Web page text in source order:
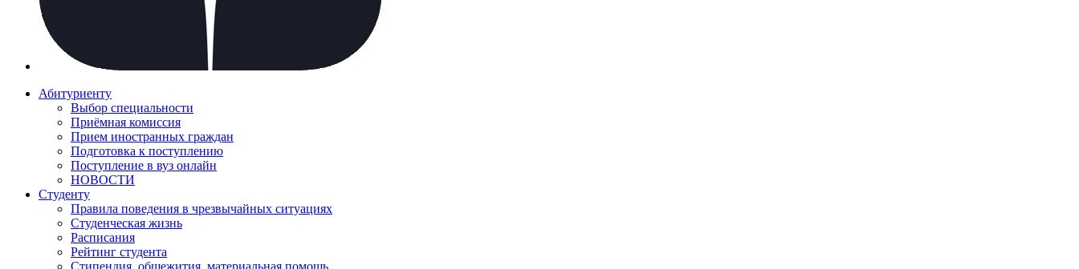
Абитуриенту
Выбор специальности
Приёмная комиссия
Прием иностранных граждан
Подготовка к поступлению
Поступление в вуз онлайн
НОВОСТИ
Студенту
Правила поведения в чрезвычайных ситуациях
Студенческая жизнь
Расписания
Рейтинг студента
Стипендия, общежития, материальная помощь